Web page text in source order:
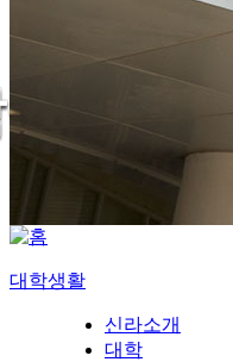
대학생활
신라소개
대학